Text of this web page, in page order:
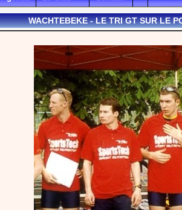
WACHTEBEKE - LE TRI GT SUR LE